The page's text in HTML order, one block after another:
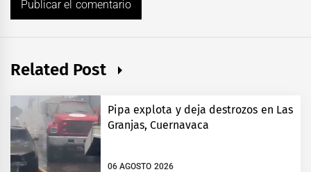
Related Post
Pipa explota y deja destrozos en Las
Granjas, Cuernavaca
06 AGOSTO 2026